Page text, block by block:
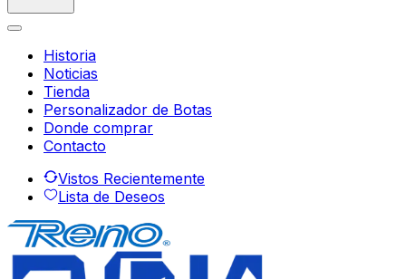
Historia
Noticias
Tienda
Personalizador de Botas
Donde comprar
Contacto
Vistos Recientemente
Lista de Deseos